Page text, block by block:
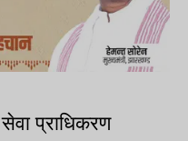
सेवा प्राधिकरण